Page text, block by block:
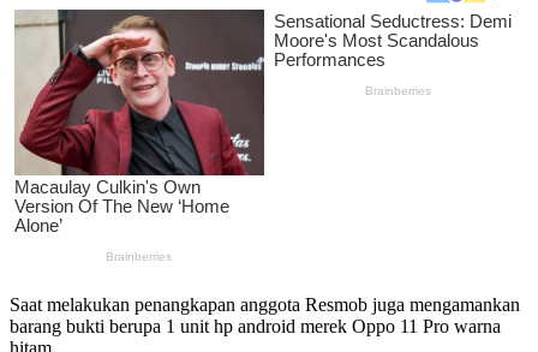
Saat melakukan penangkapan anggota Resmob juga mengamankan
barang bukti berupa 1 unit hp android merek Oppo 11 Pro warna